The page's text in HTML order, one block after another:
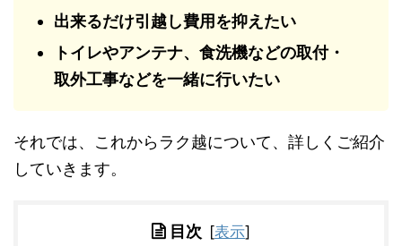
出来るだけ引越し費用を抑えたい
トイレやアンテナ、食洗機などの取付・
取外工事などを一緒に行いたい
それでは、これからラク越について、詳しくご紹介
していきます。
目次 [表示]